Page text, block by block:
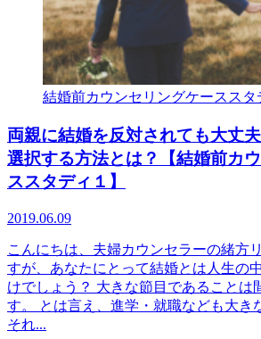
結婚前カウンセリングケーススタ
両親に結婚を反対されても大丈
選択する方法とは？【結婚前カ
ススタディ１】
2019.06.09
こんにちは、夫婦カウンセラーの緒方
すが、あなたにとって結婚とは人生の
けでしょう？ 大きな節目であることは
す。 とは言え、進学・就職なども大き
それ...